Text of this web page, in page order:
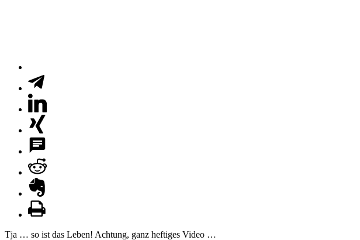
Tja … so ist das Leben! Achtung, ganz heftiges Video …